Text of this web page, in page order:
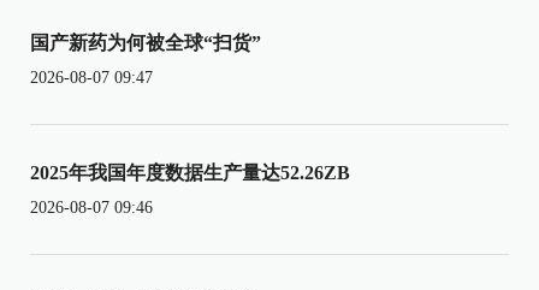
国产新药为何被全球“扫货”
2026-08-07 09:47
2025年我国年度数据生产量达52.26ZB
2026-08-07 09:46